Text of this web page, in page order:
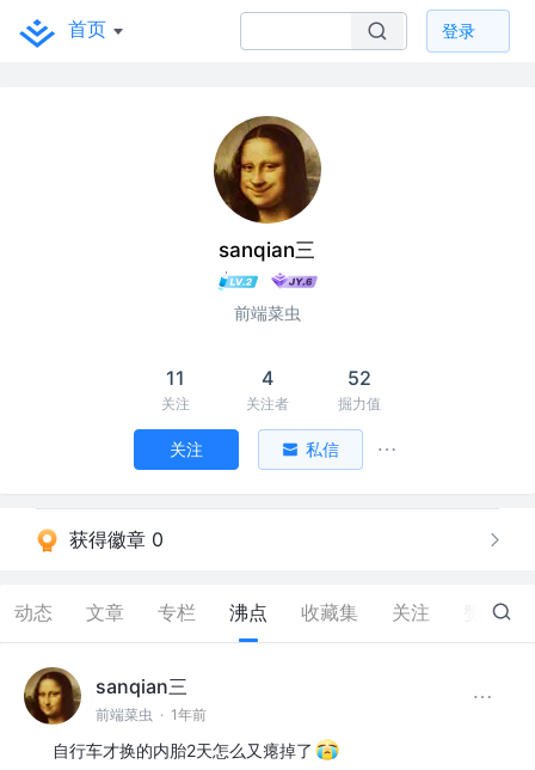
首页 登录
sanqian三
前端菜虫
11
关注
4
关注者
52
掘力值
关注 私信
获得徽章 0
动态 文章 专栏 沸点 收藏集 关注 84
sanqian三
前端菜虫 · 1年前
自行车才换的内胎2天怎么又瘪掉了